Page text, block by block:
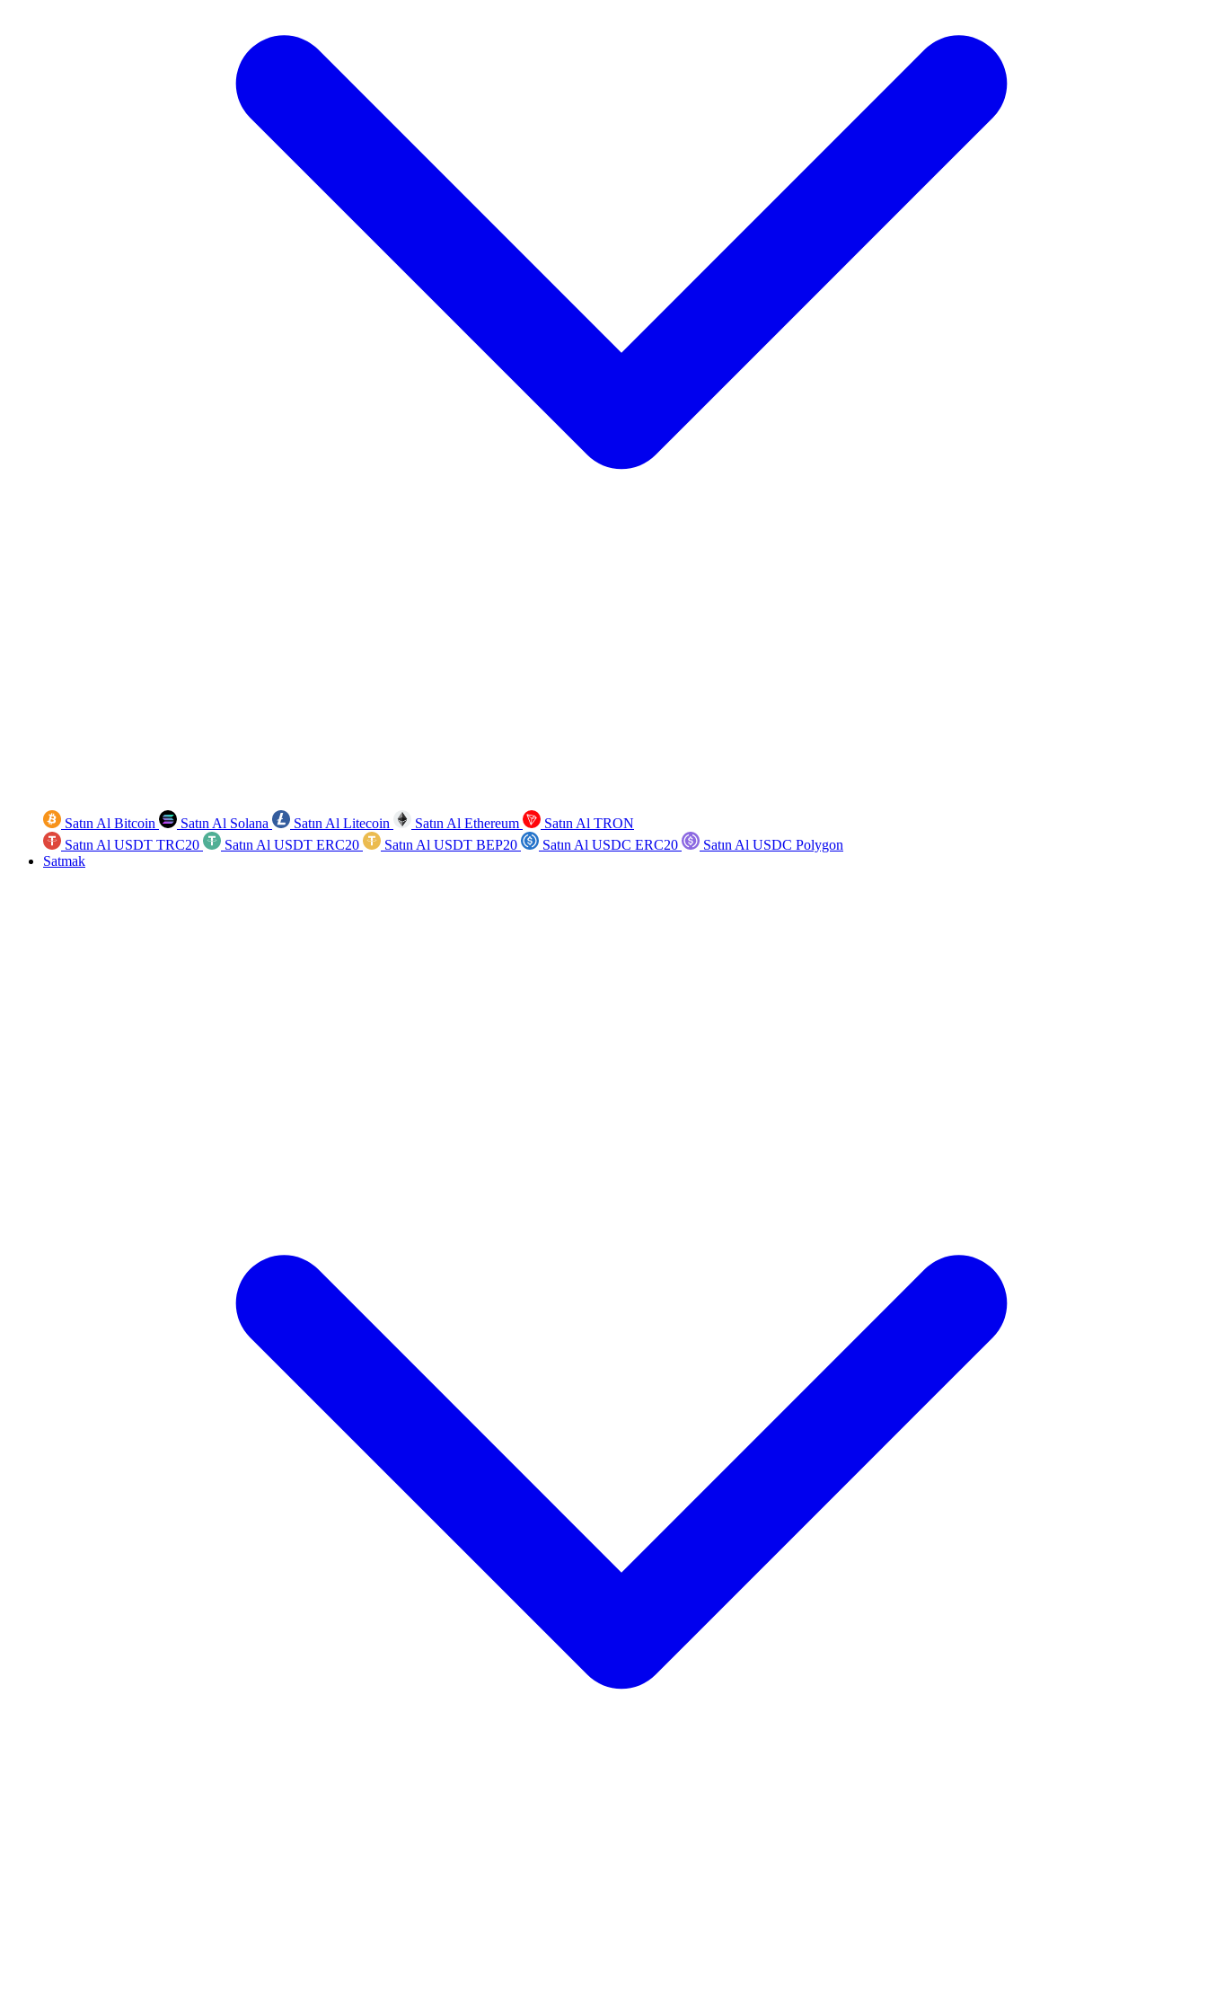
Satın Al Bitcoin Satın Al Solana Satın Al Litecoin Satın Al Ethereum
Satın Al TRON
Satın Al USDT TRC20
Satın Al USDT ERC20 Satın Al USDT BEP20 Satın Al USDC ERC20
Satın Al USDC Polygon
Satmak